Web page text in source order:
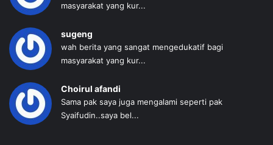
masyarakat yang kur...
sugeng
wah berita yang sangat mengedukatif bagi
masyarakat yang kur...
Choirul afandi
Sama pak saya juga mengalami seperti pak
Syaifudin..saya bel...